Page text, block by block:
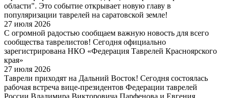
области". Это событие открывает новую главу в
популяризации таврелей на саратовской земле!
27 июля 2026
С огромной радостью сообщаем важную новость для всего
сообщества таврелистов! Сегодня официально
зарегистрирована НКО «Федерация Таврелей Красноярского
края»
27 июля 2026
Таврели приходят на Дальний Восток! Сегодня состоялась
рабочая встреча вице-президентов Федерации таврелей
России Владимира Викторовича Парфенова и Евгения